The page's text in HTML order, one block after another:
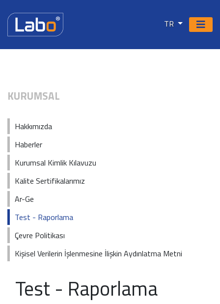
TR
Test - Raporlama
KURUMSAL
Hakkımızda
Haberler
Kurumsal Kimlik Kılavuzu
Kalite Sertifikalarımız
Ar-Ge
Test - Raporlama
Çevre Politikası
Kişisel Verilerin İşlenmesine İlişkin Aydınlatma Metni